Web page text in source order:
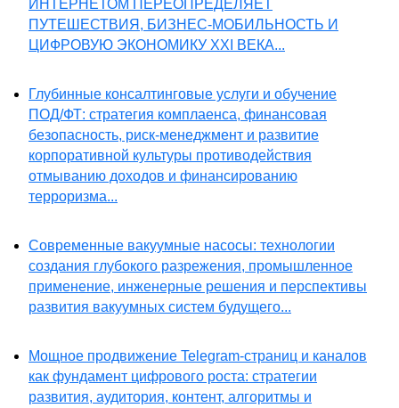
ИНТЕРНЕТОМ ПЕРЕОПРЕДЕЛЯЕТ
ПУТЕШЕСТВИЯ, БИЗНЕС-МОБИЛЬНОСТЬ И
ЦИФРОВУЮ ЭКОНОМИКУ XXI ВЕКА...
Глубинные консалтинговые услуги и обучение
ПОД/ФТ: стратегия комплаенса, финансовая
безопасность, риск-менеджмент и развитие
корпоративной культуры противодействия
отмыванию доходов и финансированию
терроризма...
Современные вакуумные насосы: технологии
создания глубокого разрежения, промышленное
применение, инженерные решения и перспективы
развития вакуумных систем будущего...
Мощное продвижение Telegram-страниц и каналов
как фундамент цифрового роста: стратегии
развития, аудитория, контент, алгоритмы и